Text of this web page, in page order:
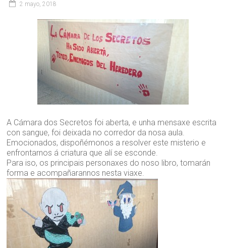
2 mayo, 2018
A Cámara dos Secretos foi aberta, e unha mensaxe escrita
con sangue, foi deixada no corredor da nosa aula.
Emocionados, dispoñémonos a resolver este misterio e
enfrontarnos á criatura que alí se esconde.
Para iso, os principais personaxes do noso libro, tomarán
forma e acompañarannos nesta viaxe.